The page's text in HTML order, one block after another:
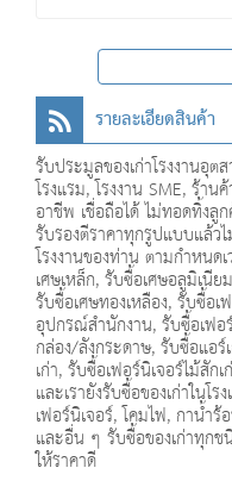
รายละเอียดสินค้า
รับประมูลของเก่าโรงงานอุ
โรงแรม, โรงงาน SME, ร้า
อาชีพ เชื่อถือได้ ไม่ทอดทิ้งลู
รับรองตีราคาทุกรูปแบบแล้
โรงงานของท่าน ตามกำหนด
เศษเหล็ก, รับซื้อเศษอลูมิเนี
รับซื้อเศษทองเหลือง, รับซื้อ
อุปกรณ์สำนักงาน, รับซื้อเฟอ
กล่อง/ลังกระดาษ, รับซื้อแอ
เก่า, รับซื้อเฟอร์นิเจอร์ไม้สัก
และเรายังรับซื้อของเก่าใน
เฟอร์นิเจอร์, โคมไฟ, กาน้ำ
และอื่น ๆ รับซื้อของเก่าทุก
ให้ราคาดี